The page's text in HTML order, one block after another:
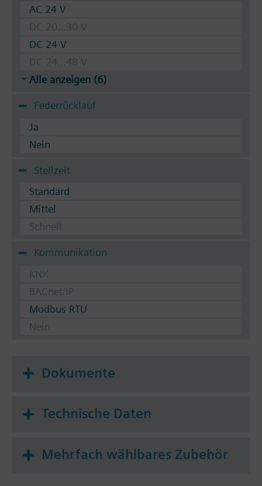
AC 24 V
DC 20...30 V
DC 24 V
DC 24...48 V
Alle anzeigen (6)
Federrücklauf
Ja
Nein
Stellzeit
Standard
Mittel
Schnell
Kommunikation
KNX
BACnet/IP
Modbus RTU
Nein
Dokumente
Technische Daten
Mehrfach wählbares Zubehör